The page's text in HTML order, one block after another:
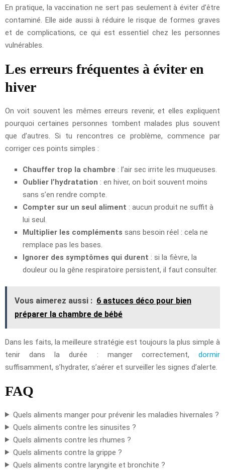
En pratique, la vaccination ne sert pas seulement à éviter d’être
contaminé. Elle aide aussi à réduire le risque de formes graves
et de complications, ce qui est essentiel chez les personnes
vulnérables.
Les erreurs fréquentes à éviter en
hiver
On voit souvent les mêmes erreurs revenir, et elles expliquent
pourquoi certaines personnes tombent malades plus souvent
que d’autres. Si tu rencontres ce problème, commence par
corriger ces points simples :
Chauffer trop la chambre : l’air sec irrite les muqueuses.
Oublier l’hydratation : en hiver, on boit souvent moins
sans s’en rendre compte.
Compter sur un seul aliment : aucun produit ne suffit à
lui seul.
Multiplier les compléments sans besoin réel : cela ne
remplace pas les bases.
Ignorer des symptômes qui durent : si la fièvre, la
douleur ou la gêne respiratoire persistent, il faut consulter.
Vous aimerez aussi : 6 astuces déco pour bien
préparer la chambre de bébé
Dans les faits, la meilleure stratégie est toujours la plus simple à
tenir dans la durée : manger correctement, dormir
suffisamment, s’hydrater, s’aérer et surveiller les signes d’alerte.
FAQ
Quels aliments manger pour prévenir les maladies hivernales ?
Quels aliments contre les sinusites ?
Quels aliments contre les rhumes ?
Quels aliments contre la grippe ?
Quels aliments contre laryngite et bronchite ?